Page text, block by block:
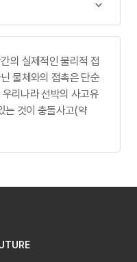
의 실제적인 물리적 접
물체와의 접촉은 단순
리나라 선박의 사고유
는 것이 충돌사고(약